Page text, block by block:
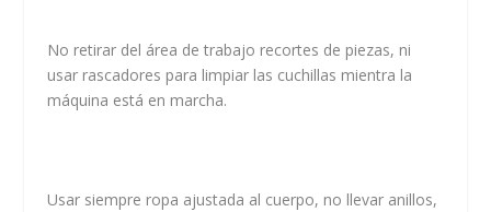
No retirar del área de trabajo recortes de piezas, ni
usar rascadores para limpiar las cuchillas mientra la
máquina está en marcha.
Usar siempre ropa ajustada al cuerpo, no llevar anillos,